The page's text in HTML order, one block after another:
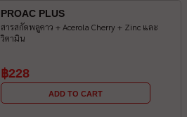
PROAC PLUS
สารสกัดพลูคาว + Acerola Cherry + Zinc และ
วิตามิน
฿228
ADD TO CART